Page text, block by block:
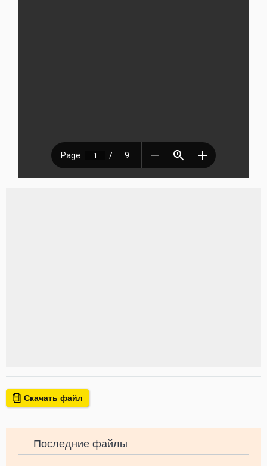
Скачать файл
Последние файлы